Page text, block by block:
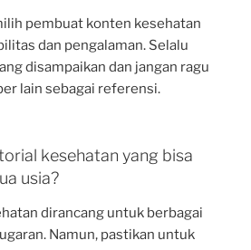
pembuat konten kesehatan
dan pengalaman. Selalu
disampaikan dan jangan ragu
lain sebagai referensi.
kesehatan yang bisa
usia?
dirancang untuk berbagai
Namun, pastikan untuk